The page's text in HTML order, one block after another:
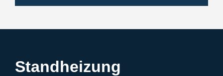
Standheizung